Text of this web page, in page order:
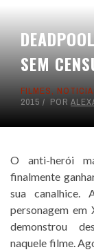
SEM
FILMES,
2015
POR
O anti-herói
finalmente
sua canalhice.
personagem
demonstrou
naquele filme.